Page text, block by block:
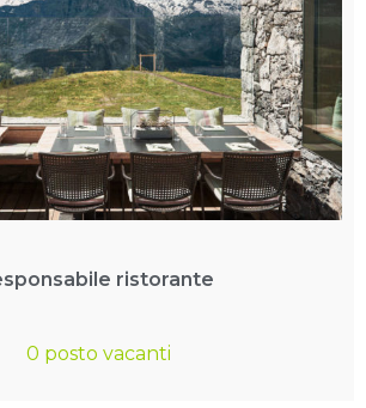
ristorante
0 posto vacanti